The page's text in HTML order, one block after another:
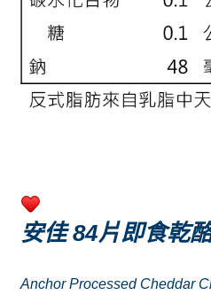
安佳 84片即食乾
Anchor Processed Cheddar